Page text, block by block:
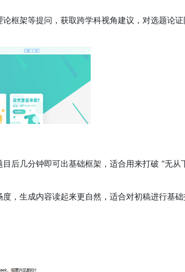
框架等提问，获取跨学科视角建议，对选题论
后几分钟即可出基础框架，适合用来打破 “无从
，生成内容读起来更自然，适合对初稿进行基